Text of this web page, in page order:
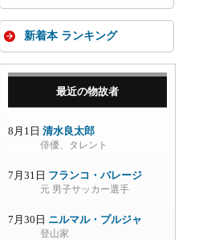
新着本 ランキング
最近の物故者
8月1日 清水良太郎
俳優、タレント
7月31日 フランコ・バレージ
元 男子サッカー選手
7月30日 ニルマル・プルジャ
登山家